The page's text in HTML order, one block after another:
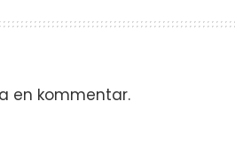
en kommentar.